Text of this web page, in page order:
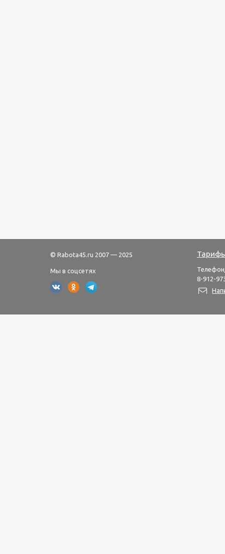
© Rabota45.ru 2007 — 2025
Мы в соцсетях
8-912-